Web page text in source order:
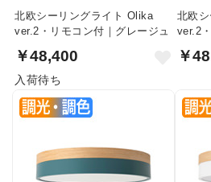
北欧シーリングライト Olika
ver.2・リモコン付｜グレージュ
￥48,400
入荷待ち
北欧
ver.2
￥